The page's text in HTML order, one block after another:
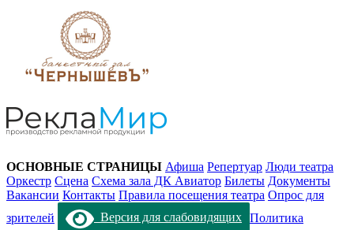
ОСНОВНЫЕ СТРАНИЦЫ Афиша Репертуар Люди театра
Оркестр Сцена Схема зала ДК Авиатор Билеты Документы
Вакансии Контакты Правила посещения театра Опрос для
зрителей
Версия для слабовидящих Политика